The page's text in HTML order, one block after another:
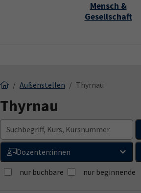
Mensch &
Gesellschaft
Außenstellen Thyrnau
Thyrnau
Dozenten:innen
nur buchbare nur beginnende